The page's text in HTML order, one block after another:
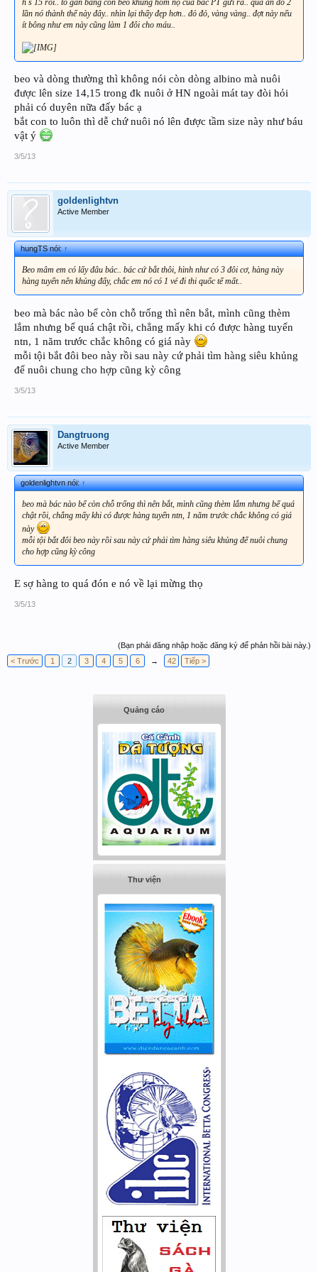
lần nó thành thế này đây.. nhìn lại thấy đẹp hơn.. đỏ đỏ, vàng vàng.. đợt này nếu
ít bông như em này cũng làm 1 đôi cho máu..
beo và dòng thường thì không nói còn dòng albino mà nuôi
được lên size 14,15 trong đk nuôi ở HN ngoài mát tay đòi hỏi
phải có duyên nữa đấy bác ạ
bắt con to luôn thì dễ chứ nuôi nó lên được tầm size này như báu
vật ý
3/5/13
goldenlightvn
Active Member
hungTS nói:↑
Beo mâm em có lấy đâu bác.. bác cứ bắt thôi, hình như có 3 đôi cơ, hàng này
hàng tuyển nên khủng đấy, chắc em nó có 1 vé đi thi quốc tế mất..
beo mà bác nào bể còn chỗ trống thì nên bắt, mình cũng thèm
lắm nhưng bể quá chật rồi, chẳng mấy khi có được hàng tuyển
ntn, 1 năm trước chắc không có giá này
mỗi tội bắt đôi beo này rồi sau này cứ phải tìm hàng siêu khủng
để nuôi chung cho hợp cũng kỳ công
3/5/13
Dangtruong
Active Member
goldenlightvn nói:↑
beo mà bác nào bể còn chỗ trống thì nên bắt, mình cũng thèm lắm nhưng bể quá
chật rồi, chẳng mấy khi có được hàng tuyển ntn, 1 năm trước chắc không có giá
này
mỗi tội bắt đôi beo này rồi sau này cứ phải tìm hàng siêu khủng để nuôi chung
cho hợp cũng kỳ công
E sợ hàng to quá đón e nó về lại mừng thọ
3/5/13
(Bạn phải đăng nhập hoặc đăng ký để phản hồi bài này.)
< Trước
1 2 3 4 5 6 → 42 Tiếp >
Quảng cáo
Thư viện